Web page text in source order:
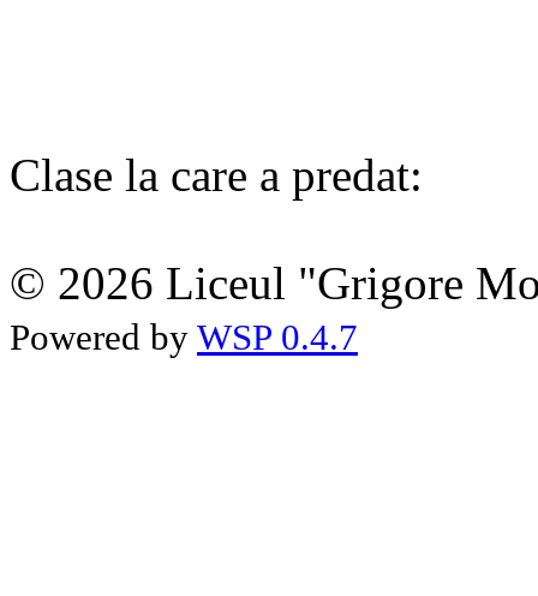
Clase la care a predat:
© 2026 Liceul "Grigore
Powered by WSP 0.4.7